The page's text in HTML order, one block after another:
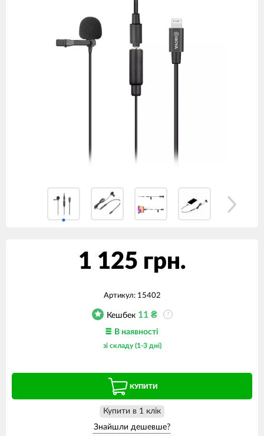
1 125 грн.
Артикул: 15402
Кешбек 11₴ ?
В наявності
зі складу (1-3 дні)
КУПИТИ
Купити в 1 клiк